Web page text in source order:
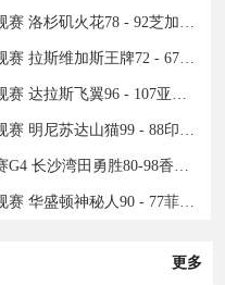
2024年09月07日 09月07日WNBA常规赛 洛杉矶火花78 - 92芝加哥天空 全场集锦
2024年09月07日 09月07日WNBA常规赛 拉斯维加斯王牌72 - 67康涅狄格太阳 集锦
2024年09月07日 09月07日WNBA常规赛 达拉斯飞翼96 - 107亚特兰大梦想 全场集锦
2024年09月07日 09月07日WNBA常规赛 明尼苏达山猫99 - 88印第安纳狂热 全场集锦
2024年09月06日 09月06日NBL半决赛G4 长沙湾田勇胜80-98香港金牛 全场集锦
2024年09月06日 09月06日WNBA常规赛 华盛顿神秘人90 - 77菲尼克斯水星 全场集锦
更多